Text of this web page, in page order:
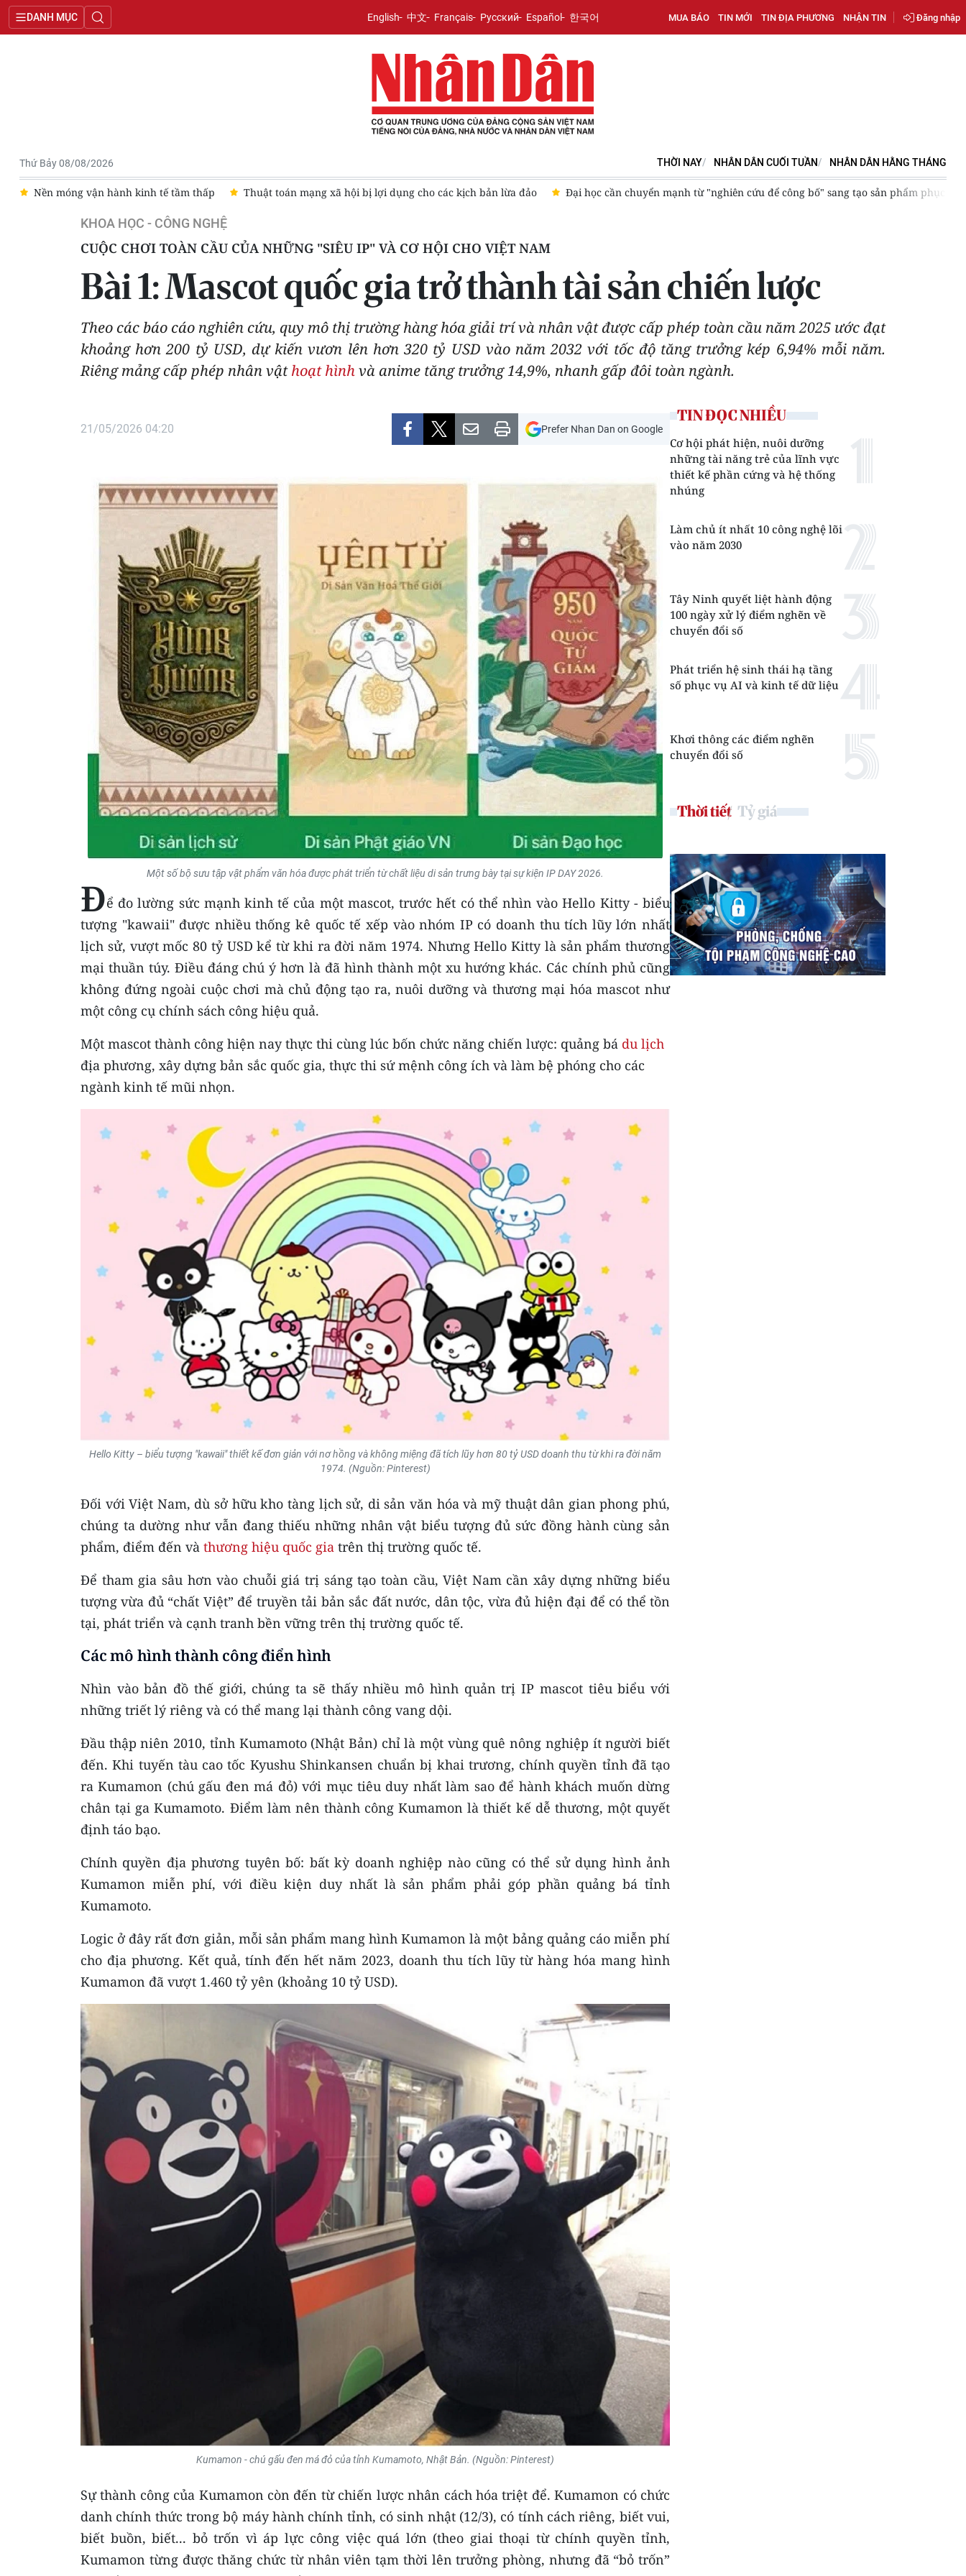
DANH MỤC English 中文 Français Русский Español 한국어 MUA BÁO TIN MỚI TIN ĐỊA PHƯƠNG NHẬN TIN Đăng nhập
Thứ Bảy 08/08/2026 THỜI NAY NHÂN DÂN CUỐI TUẦN NHÂN DÂN HẰNG THÁNG
Nền móng vận hành kinh tế tầm thấp Thuật toán mạng xã hội bị lợi dụng cho các kịch bản lừa đảo Đại học cần chuyển mạnh từ "nghiên cứu để công bố" sang tạo sản phẩm phục
KHOA HỌC - CÔNG NGHỆ
CUỘC CHƠI TOÀN CẦU CỦA NHỮNG "SIÊU IP" VÀ CƠ HỘI CHO VIỆT NAM
Bài 1: Mascot quốc gia trở thành tài sản chiến lược
Theo các báo cáo nghiên cứu, quy mô thị trường hàng hóa giải trí và nhân vật được cấp phép toàn cầu năm 2025 ước đạt
khoảng hơn 200 tỷ USD, dự kiến vươn lên hơn 320 tỷ USD vào năm 2032 với tốc độ tăng trưởng kép 6,94% mỗi năm.
Riêng mảng cấp phép nhân vậthoạt hìnhvà anime tăng trưởng 14,9%, nhanh gấp đôi toàn ngành.
21/05/2026 04:20 Prefer Nhan Dan on Google
Một số bộ sưu tập vật phẩm văn hóa được phát triển từ chất liệu di sản trưng bày tại sự kiện IP DAY 2026.
Để đo lường sức mạnh kinh tế của một mascot, trước hết có thể nhìn vào Hello Kitty - biểu
tượng "kawaii" được nhiều thống kê quốc tế xếp vào nhóm IP có doanh thu tích lũy lớn nhất
lịch sử, vượt mốc 80 tỷ USD kể từ khi ra đời năm 1974. Nhưng Hello Kitty là sản phẩm thương
mại thuần túy. Điều đáng chú ý hơn là đã hình thành một xu hướng khác. Các chính phủ cũng
không đứng ngoài cuộc chơi mà chủ động tạo ra, nuôi dưỡng và thương mại hóa mascot như
một công cụ chính sách công hiệu quả.
Một mascot thành công hiện nay thực thi cùng lúc bốn chức năng chiến lược: quảng bá du lịch
địa phương, xây dựng bản sắc quốc gia, thực thi sứ mệnh công ích và làm bệ phóng cho các
ngành kinh tế mũi nhọn.
Hello Kitty – biểu tượng "kawaii" thiết kế đơn giản với nơ hồng và không miệng đã tích lũy hơn 80 tỷ USD doanh thu từ khi ra đời năm
1974. (Nguồn: Pinterest)
Đối với Việt Nam, dù sở hữu kho tàng lịch sử, di sản văn hóa và mỹ thuật dân gian phong phú,
chúng ta dường như vẫn đang thiếu những nhân vật biểu tượng đủ sức đồng hành cùng sản
phẩm, điểm đến và thương hiệu quốc gia trên thị trường quốc tế.
Để tham gia sâu hơn vào chuỗi giá trị sáng tạo toàn cầu, Việt Nam cần xây dựng những biểu
tượng vừa đủ “chất Việt” để truyền tải bản sắc đất nước, dân tộc, vừa đủ hiện đại để có thể tồn
tại, phát triển và cạnh tranh bền vững trên thị trường quốc tế.
Các mô hình thành công điển hình
Nhìn vào bản đồ thế giới, chúng ta sẽ thấy nhiều mô hình quản trị IP mascot tiêu biểu với
những triết lý riêng và có thể mang lại thành công vang dội.
Đầu thập niên 2010, tỉnh Kumamoto (Nhật Bản) chỉ là một vùng quê nông nghiệp ít người biết
đến. Khi tuyến tàu cao tốc Kyushu Shinkansen chuẩn bị khai trương, chính quyền tỉnh đã tạo
ra Kumamon (chú gấu đen má đỏ) với mục tiêu duy nhất làm sao để hành khách muốn dừng
chân tại ga Kumamoto. Điểm làm nên thành công Kumamon là thiết kế dễ thương, một quyết
định táo bạo.
Chính quyền địa phương tuyên bố: bất kỳ doanh nghiệp nào cũng có thể sử dụng hình ảnh
Kumamon miễn phí, với điều kiện duy nhất là sản phẩm phải góp phần quảng bá tỉnh
Kumamoto.
Logic ở đây rất đơn giản, mỗi sản phẩm mang hình Kumamon là một bảng quảng cáo miễn phí
cho địa phương. Kết quả, tính đến hết năm 2023, doanh thu tích lũy từ hàng hóa mang hình
Kumamon đã vượt 1.460 tỷ yên (khoảng 10 tỷ USD).
Kumamon - chú gấu đen má đỏ của tỉnh Kumamoto, Nhật Bản. (Nguồn: Pinterest)
Sự thành công của Kumamon còn đến từ chiến lược nhân cách hóa triệt để. Kumamon có chức
danh chính thức trong bộ máy hành chính tỉnh, có sinh nhật (12/3), có tính cách riêng, biết vui,
biết buồn, biết... bỏ trốn vì áp lực công việc quá lớn (theo giai thoại từ chính quyền tỉnh,
Kumamon từng được thăng chức từ nhân viên tạm thời lên trưởng phòng, nhưng đã “bỏ trốn”
TIN ĐỌC NHIỀU
Cơ hội phát hiện, nuôi dưỡng
những tài năng trẻ của lĩnh vực
thiết kế phần cứng và hệ thống
nhúng
Làm chủ ít nhất 10 công nghệ lõi
vào năm 2030
Tây Ninh quyết liệt hành động
100 ngày xử lý điểm nghẽn về
chuyển đổi số
Phát triển hệ sinh thái hạ tầng
số phục vụ AI và kinh tế dữ liệu
Khơi thông các điểm nghẽn
chuyển đổi số
Thời tiết Tỷ giá